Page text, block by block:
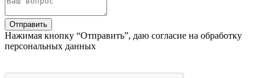
Нажимая кнопку “Отправить”, даю согласие на обработку
персональных данных